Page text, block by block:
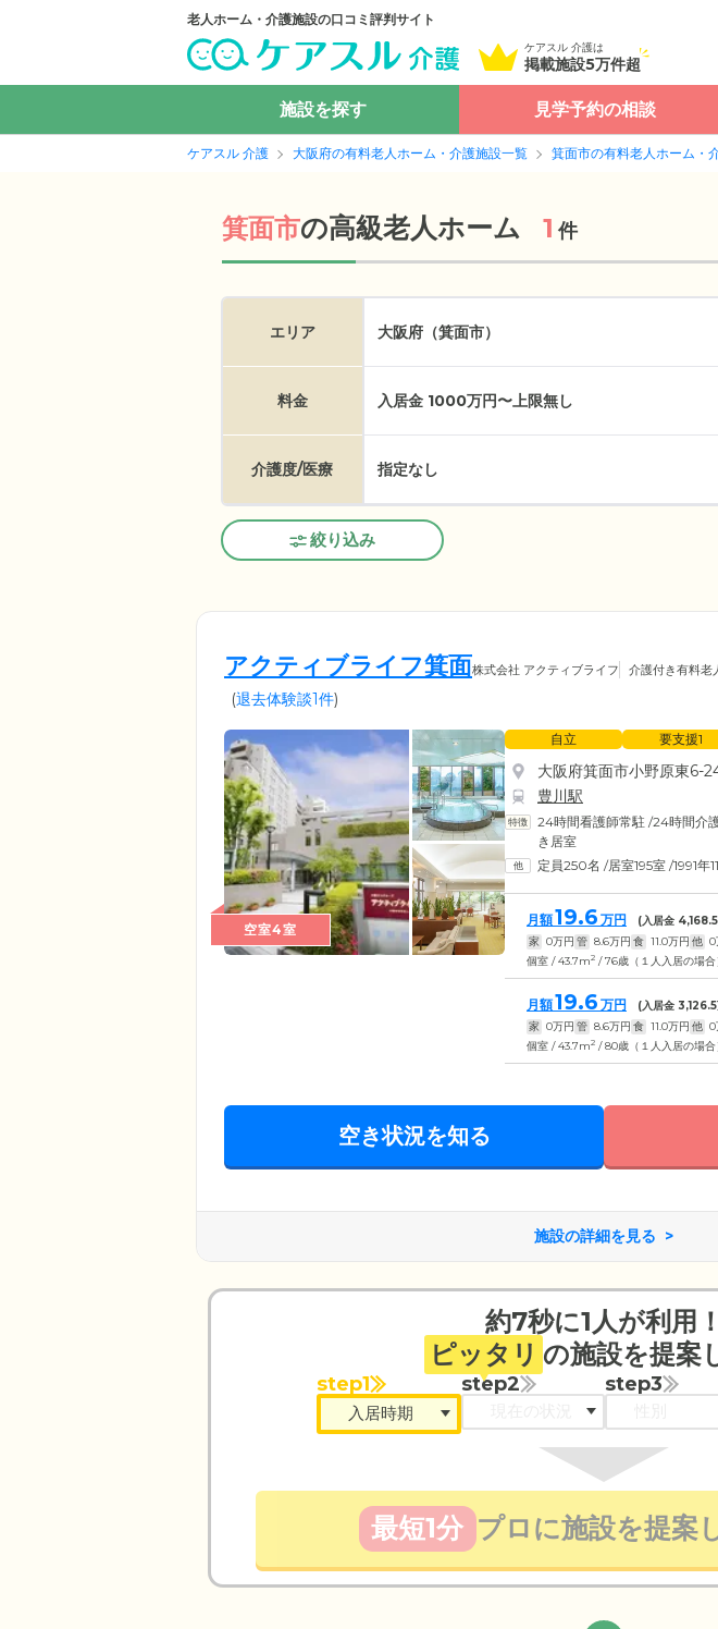
老人ホーム・介護施設の口コミ評判サイト
ケアスル 介護は
掲載施設5万件超
施設を探す 見学予約の相談
ケアスル 介護 大阪府の有料老人ホーム・介護施設一覧 箕面市の有料老人ホーム・
箕面市の高級老人ホーム 1 件
エリア 大阪府（箕面市）
料金 入居金 1000万円〜上限無し
介護度/医療 指定なし
絞り込み
アクティブライフ箕面株式会社 アクティブライフ 介護付き有料老
(退去体験談1件)
空室4室
自立 要支援1
大阪府箕面市小野原東6-
豊川駅
24時間看護師常駐 /24時間介
き居室
定員250名 /居室195室 /1991年
月額19.6 万円 (入居金 4,168.5
家 0万円 管 8.6万円 食 11.0万円 他 0
個室 / 43.7m2 / 76歳（１人入居の場合
月額19.6 万円 (入居金 3,126.5
家 0万円 管 8.6万円 食 11.0万円 他 0
個室 / 43.7m2 / 80歳（１人入居の場合
空き状況を知る
施設の詳細を見る
約7秒に1人が利用！
ピッタリ の施設を提案
step1 step2 step3
最短1分 プロに施設を提案